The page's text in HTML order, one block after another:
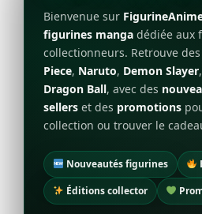
Bienvenue sur
figurines manga dédiée aux
collectionneurs. Retrouve des
Piece, Naruto, Demon Slayer,
Dragon Ball, avec des
sellers et des promotions
collection ou trouver le
Nouveautés figurines
Éditions collector